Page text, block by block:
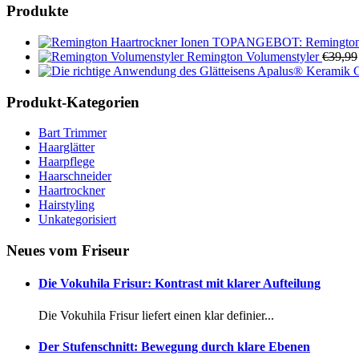
Produkte
TOPANGEBOT:
Remington Volumenstyler €39,99
Apalus® Keramik
Produkt-Kategorien
Bart Trimmer
Haarglätter
Haarpflege
Haarschneider
Haartrockner
Hairstyling
Unkategorisiert
Neues vom Friseur
Die Vokuhila Frisur: Kontrast mit klarer Aufteilung
Die Vokuhila Frisur liefert einen klar definier...
Der Stufenschnitt: Bewegung durch klare Ebenen